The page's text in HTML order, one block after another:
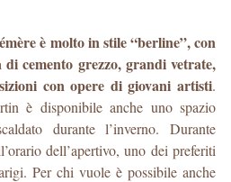
è molto in stile “berline”, con
cemento grezzo, grandi vetrate,
con opere di giovani artisti.
è disponibile anche uno spazio
durante l’inverno. Durante
dell’apertivo, uno dei preferiti
Per chi vuole è possibile anche